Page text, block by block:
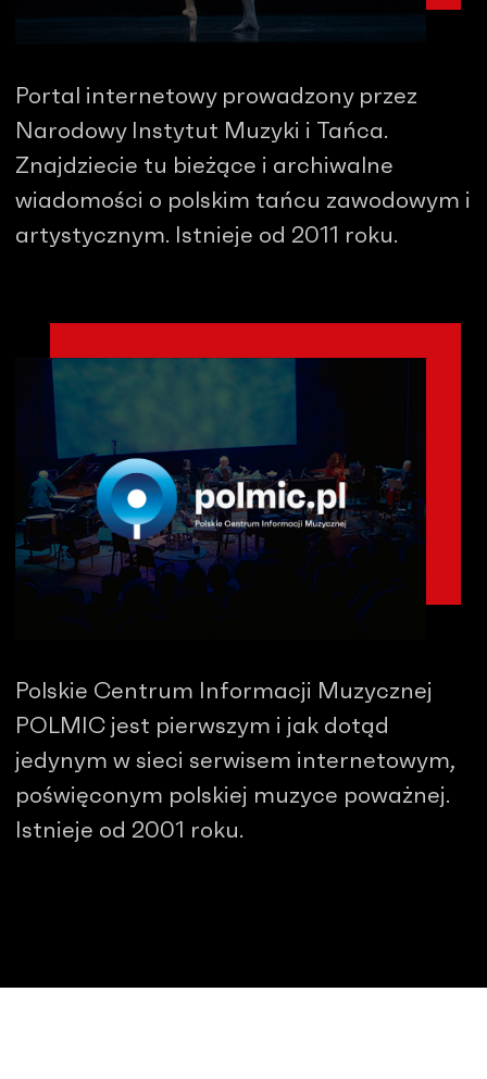
Portal internetowy prowadzony przez
Narodowy Instytut Muzyki i Tańca.
Znajdziecie tu bieżące i archiwalne
wiadomości o polskim tańcu zawodowym i
artystycznym. Istnieje od 2011 roku.
Polskie Centrum Informacji Muzycznej
POLMIC jest pierwszym i jak dotąd
jedynym w sieci serwisem internetowym,
poświęconym polskiej muzyce poważnej.
Istnieje od 2001 roku.